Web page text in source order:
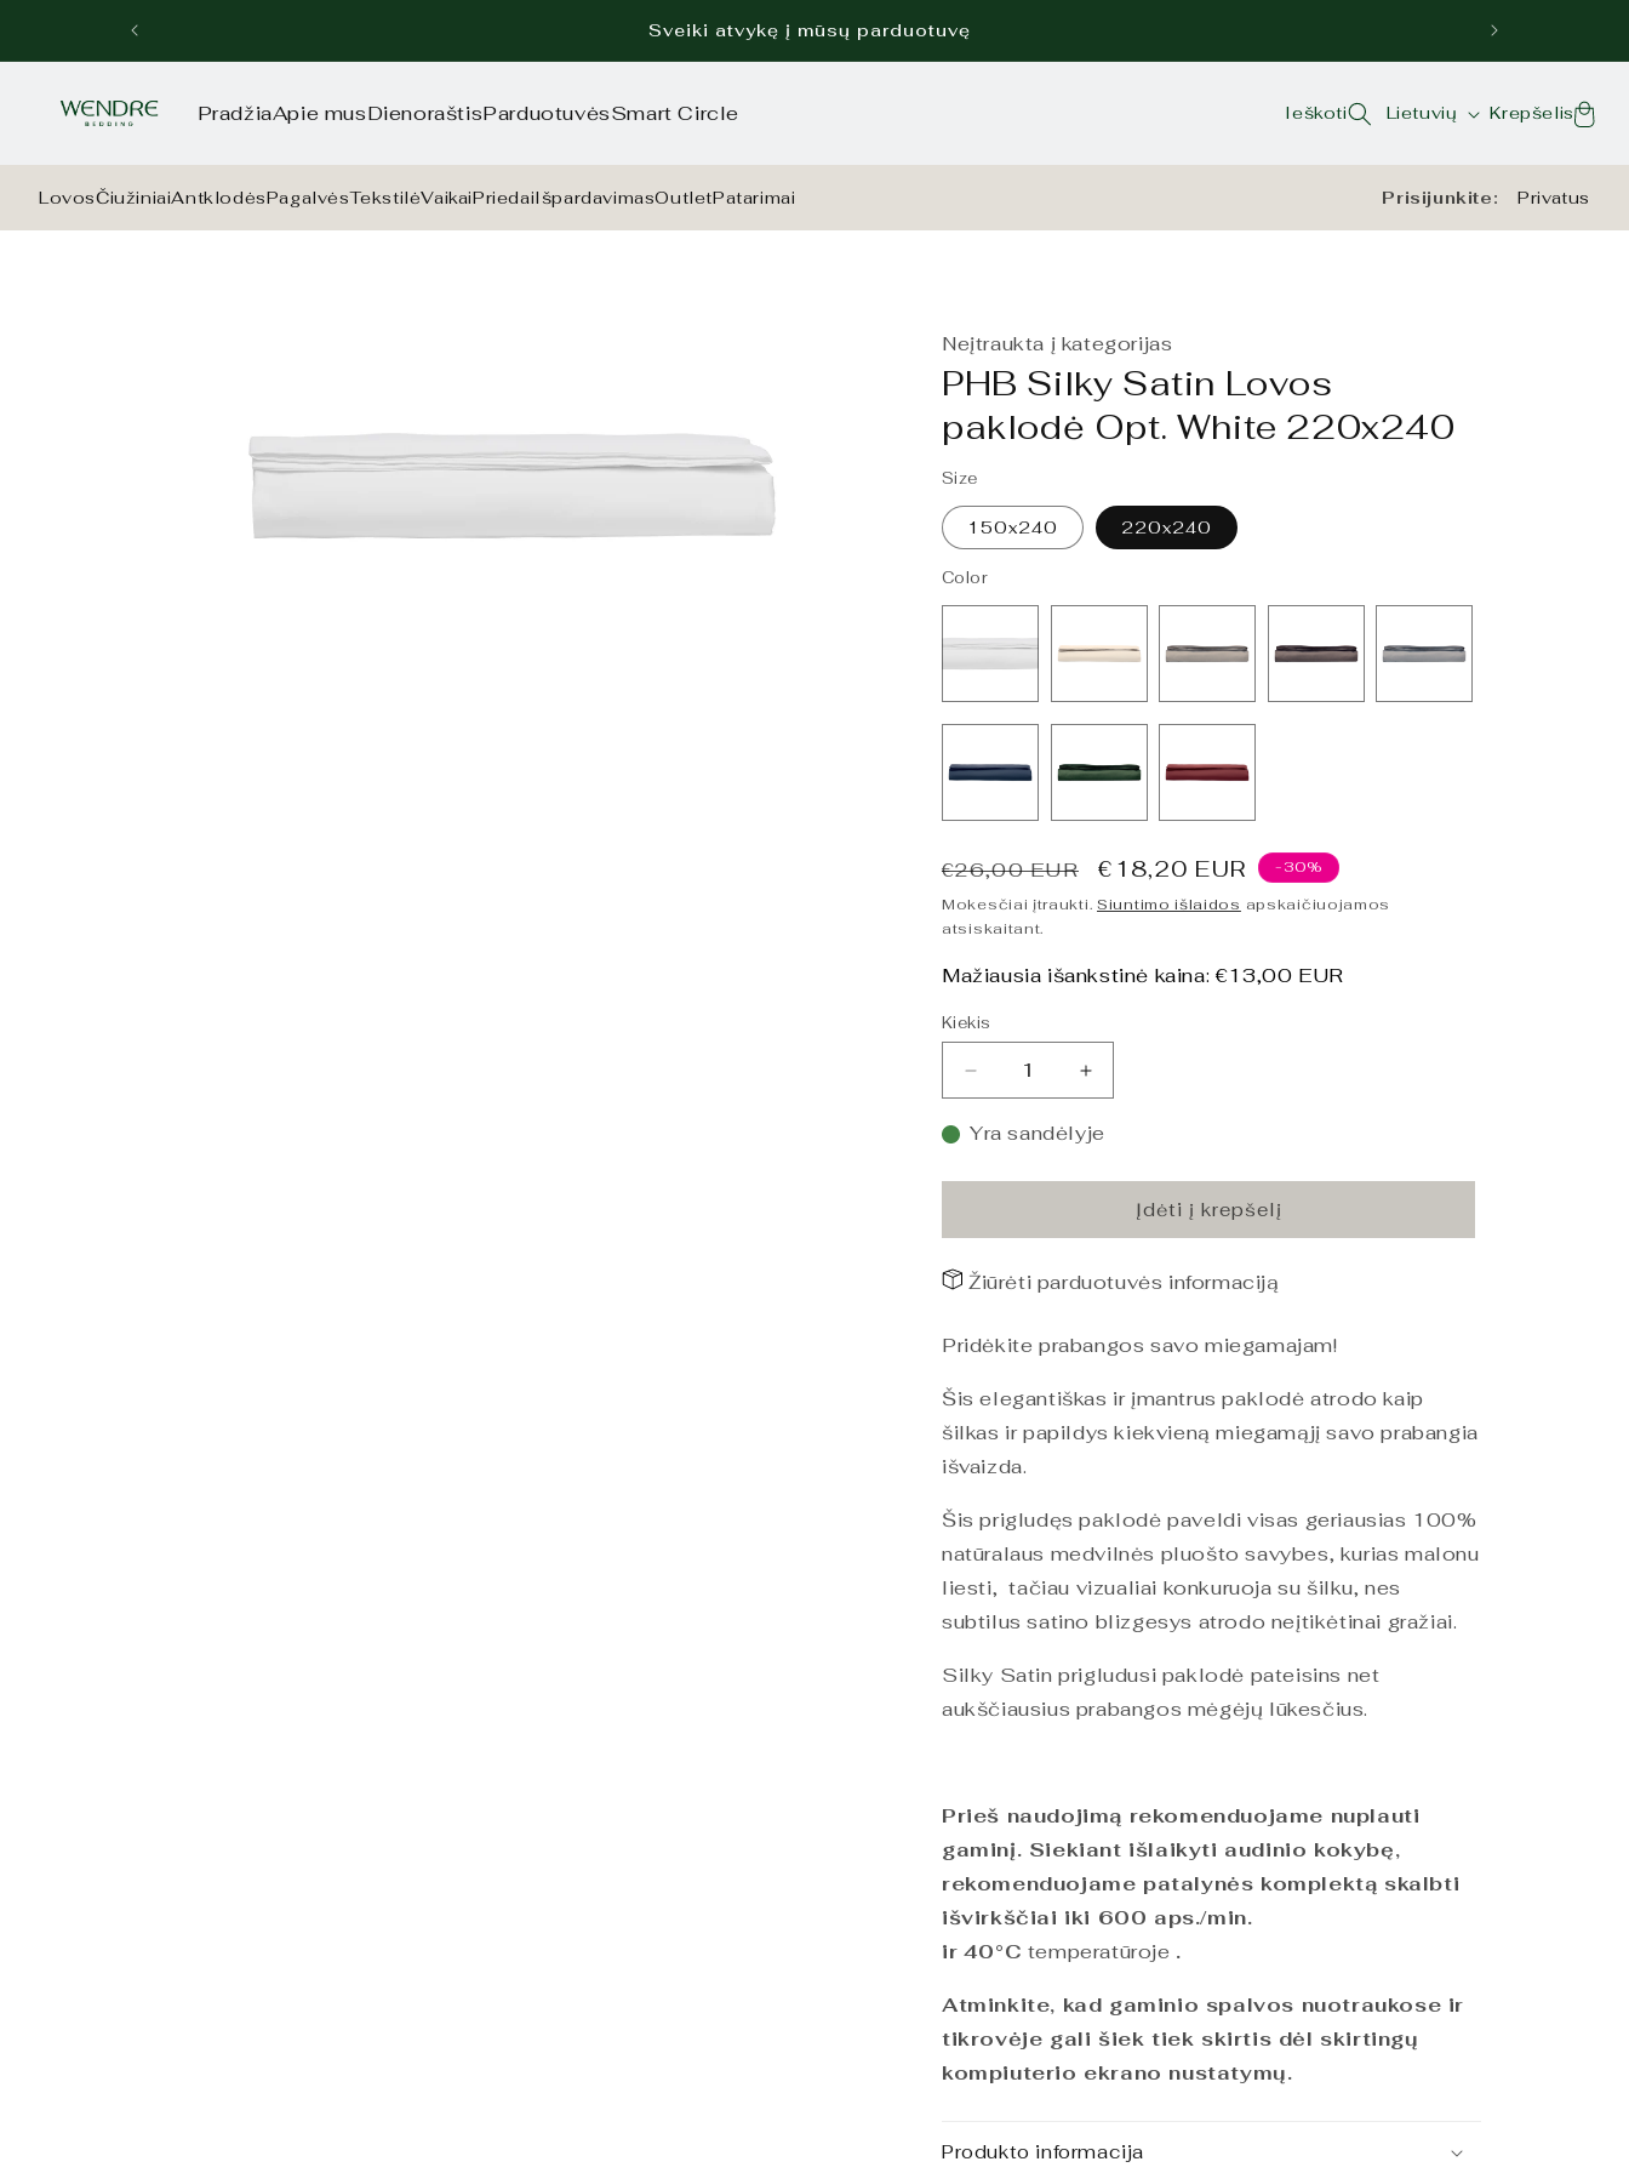
Sveiki atvykę į mūsų parduotuvę
PradžiaApie musDienoraštisParduotuvėsSmart Circle Ieškoti Kalba
Lietuvių Krepšelis
Krepšelis
LovosČiužiniaiAntklodėsPagalvėsTekstilėVaikaiPriedaiIšpardavimasOutletPatarimai Prisijunkite: Privatus
Neįtraukta į kategorijas
PHB Silky Satin Lovos
paklodė Opt. White 220x240
Size
150x240 220x240
Color
Įprasta
kaina
€26,00 EUR
Išpardavimo
kaina
€18,20 EUR
-30%
Mokesčiai įtraukti. Siuntimo išlaidos apskaičiuojamos
atsiskaitant.
Mažiausia išankstinė kaina: €13,00 EUR
Kiekis
Sumažinti
PHB
Silky
Lovos
Opt.
220x240
Padidinti
PHB
Silky
Lovos
paklodė
Opt.
220x240
Yra sandėlyje
Įdėti į krepšelį
Žiūrėti parduotuvės informaciją
Pridėkite prabangos savo miegamajam!
Šis elegantiškas ir įmantrus paklodė atrodo kaip
šilkas ir papildys kiekvieną miegamąjį savo prabangia
išvaizda.
Šis prigludęs paklodė paveldi visas geriausias 100%
natūralaus medvilnės pluošto savybes, kurias malonu
liesti, tačiau vizualiai konkuruoja su šilku, nes
subtilus satino blizgesys atrodo neįtikėtinai gražiai.
Silky Satin prigludusi paklodė pateisins net
aukščiausius prabangos mėgėjų lūkesčius.
Prieš naudojimą rekomenduojame nuplauti
gaminį. Siekiant išlaikyti audinio kokybę,
rekomenduojame patalynės komplektą skalbti
išvirkščiai iki 600 aps./min.
ir 40°C temperatūroje .
Atminkite, kad gaminio spalvos nuotraukose ir
tikrovėje gali šiek tiek skirtis dėl skirtingų
kompiuterio ekrano nustatymų.
Produkto informacija